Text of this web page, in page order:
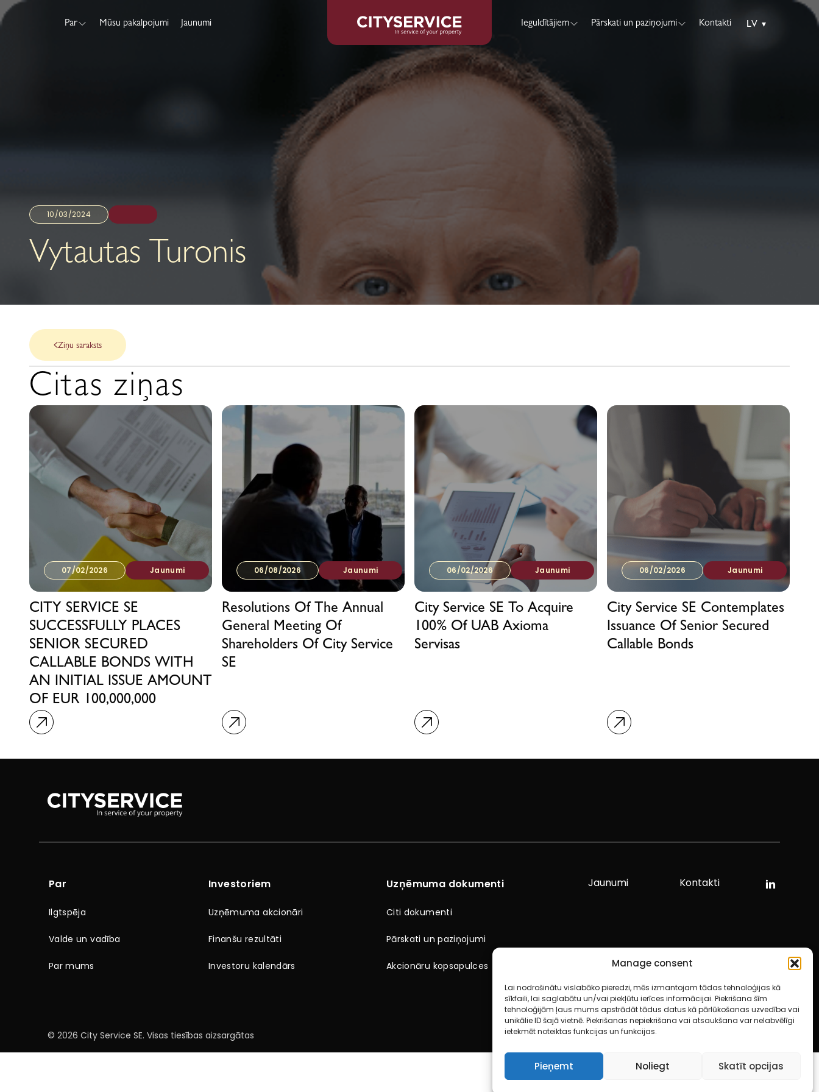
Manage consent
Lai nodrošinātu vislabāko pieredzi, mēs izmantojam tādas tehnoloģijas kā
sīkfaili, lai saglabātu un/vai piekļūtu ierīces informācijai. Piekrišana šīm
tehnoloģijām ļaus mums apstrādāt tādus datus kā pārlūkošanas uzvedība vai
unikālie ID šajā vietnē. Piekrišanas nepiekrišana vai atsaukšana var nelabvēlīgi
ietekmēt noteiktas funkcijas un funkcijas.
Pieņemt Noliegt Skatīt opcijas
Par Mūsu pakalpojumi Jaunumi Ieguldītājiem Pārskati un paziņojumi Kontakti LV ▾
10/03/2024
Vytautas Turonis
Ziņu saraksts
Citas ziņas
07/02/2026 Jaunumi
CITY SERVICE SE
SUCCESSFULLY PLACES
SENIOR SECURED
CALLABLE BONDS WITH
AN INITIAL ISSUE AMOUNT
OF EUR 100,000,000
06/08/2026 Jaunumi
Resolutions Of The Annual
General Meeting Of
Shareholders Of City Service
SE
06/02/2026 Jaunumi
City Service SE To Acquire
100% Of UAB Axioma
Servisas
06/02/2026 Jaunumi
City Service SE Contemplates
Issuance Of Senior Secured
Callable Bonds
Par
Ilgtspēja
Valde un vadība
Par mums
Investoriem
Uzņēmuma akcionāri
Finanšu rezultāti
Investoru kalendārs
Uzņēmuma dokumenti
Citi dokumenti
Pārskati un paziņojumi
Akcionāru kopsapulces
Jaunumi Kontakti
© 2026 City Service SE. Visas tiesības aizsargātas